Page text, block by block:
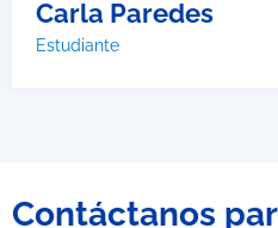
Carla Paredes
Estudiante
Contáctanos